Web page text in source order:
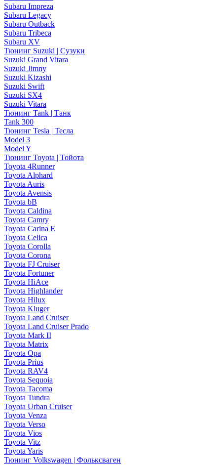
Subaru Impreza
Subaru Legacy
Subaru Outback
Subaru Tribeca
Subaru XV
Тюнинг Suzuki | Сузуки
Suzuki Grand Vitara
Suzuki Jimny
Suzuki Kizashi
Suzuki Swift
Suzuki SX4
Suzuki Vitara
Тюнинг Tank | Танк
Tank 300
Тюнинг Tesla | Тесла
Model 3
Model Y
Тюнинг Toyota | Тойота
Toyota 4Runner
Toyota Alphard
Toyota Auris
Toyota Avensis
Toyota bB
Toyota Caldina
Toyota Camry
Toyota Carina E
Toyota Celica
Toyota Corolla
Toyota Corona
Toyota FJ Cruiser
Toyota Fortuner
Toyota HiAce
Toyota Highlander
Toyota Hilux
Toyota Kluger
Toyota Land Cruiser
Toyota Land Cruiser Prado
Toyota Mark II
Toyota Matrix
Toyota Opa
Toyota Prius
Toyota RAV4
Toyota Sequoia
Toyota Tacoma
Toyota Tundra
Toyota Urban Cruiser
Toyota Venza
Toyota Verso
Toyota Vios
Toyota Vitz
Toyota Yaris
Тюнинг Volkswagen | Фольксваген